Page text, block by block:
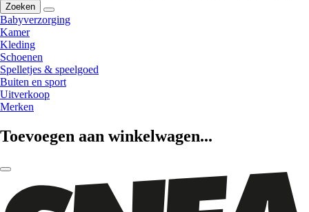
Zoeken
Babyverzorging
Kamer
Kleding
Schoenen
Spelletjes & speelgoed
Buiten en sport
Uitverkoop
Merken
Toevoegen aan winkelwagen...